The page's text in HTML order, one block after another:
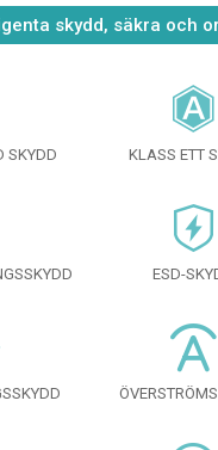
skydd, säkra och
SKYDD KLASS ETT
ESD-